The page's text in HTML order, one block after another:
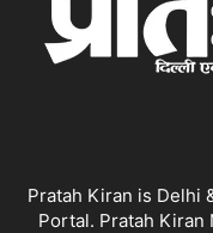
Pratah Kiran is Delhi
Portal. Pratah